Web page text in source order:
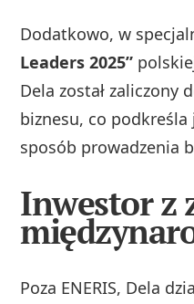
Dodatkowo, w
Leaders 2025”
Dela został zaliczony
biznesu, co
sposób prowadzenia
Inwestor z
Poza ENERIS, Dela